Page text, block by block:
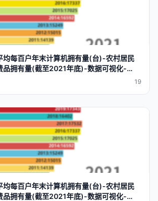
均每百户年末计算机拥有量(台)-农村居民
品拥有量(截至2021年底)-数据可视化-
19
均每百户年末计算机拥有量(台)-农村居民
品拥有量(截至2021年底)-数据可视化-